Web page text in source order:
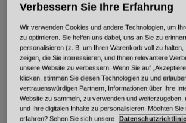
Jets
Motocross
Adventure
Retro
Fullface
Road & Gravel
Urban
BMX
Verbessern Sie Ihre Erfahrung
Wir verwenden Cookies und andere Technologien, um
zu optimieren. Sie helfen uns dabei, uns an Sie zu
personalisieren (z. B. um Ihren Warenkorb voll zu halten,
zeigen, die Sie interessieren, und Ihnen relevantere
unsere Website zu verbessern. Wenn Sie auf
klicken, stimmen Sie diesen Technologien zu und
vertrauenswürdigen Partnern, Informationen über Ihre
Website zu sammeln, zu verwenden und weiterzugeben,
und Ihre digitalen Inhalte zu personalisieren. Möchten
erfahren? Sehen Sie sich unsere
Datenschutzrichtlinie